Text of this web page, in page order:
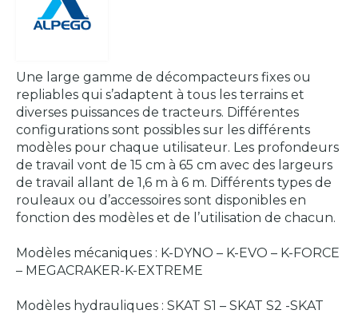
Une large gamme de décompacteurs fixes ou
repliables qui s’adaptent à tous les terrains et
diverses puissances de tracteurs. Différentes
configurations sont possibles sur les différents
modèles pour chaque utilisateur. Les profondeurs
de travail vont de 15 cm à 65 cm avec des largeurs
de travail allant de 1,6 m à 6 m. Différents types de
rouleaux ou d’accessoires sont disponibles en
fonction des modèles et de l’utilisation de chacun.
Modèles mécaniques : K-DYNO – K-EVO – K-FORCE
– MEGACRAKER-K-EXTREME
Modèles hydrauliques : SKAT S1 – SKAT S2 -SKAT